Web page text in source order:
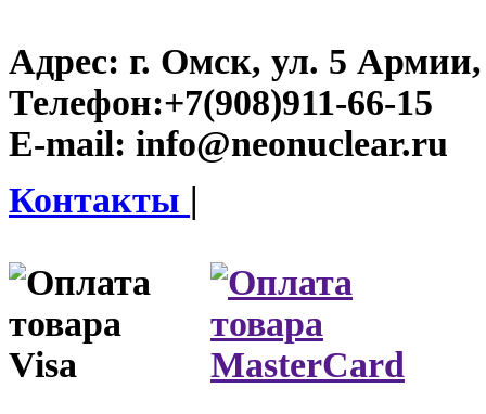
Адрес: г. Омск, ул. 5 Армии,
Телефон:+7(908)911-66-15
E-mail: info@neonuclear.ru
Контакты |